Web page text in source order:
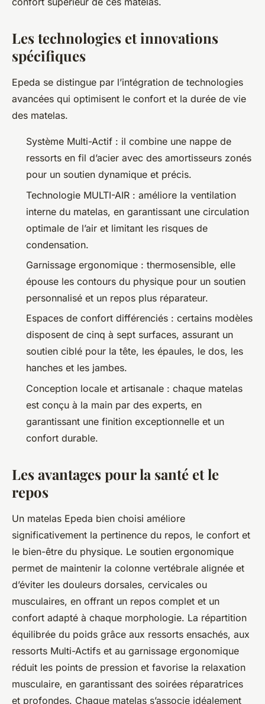
Les technologies et innovations
spécifiques
Epeda se distingue par l’intégration de technologies
avancées qui optimisent le confort et la durée de vie
des matelas.
Système Multi-Actif : il combine une nappe de
ressorts en fil d’acier avec des amortisseurs zonés
pour un soutien dynamique et précis.
Technologie MULTI-AIR : améliore la ventilation
interne du matelas, en garantissant une circulation
optimale de l’air et limitant les risques de
condensation.
Garnissage ergonomique : thermosensible, elle
épouse les contours du physique pour un soutien
personnalisé et un repos plus réparateur.
Espaces de confort différenciés : certains modèles
disposent de cinq à sept surfaces, assurant un
soutien ciblé pour la tête, les épaules, le dos, les
hanches et les jambes.
Conception locale et artisanale : chaque matelas
est conçu à la main par des experts, en
garantissant une finition exceptionnelle et un
confort durable.
Les avantages pour la santé et le
repos
Un matelas Epeda bien choisi améliore
significativement la pertinence du repos, le confort et
le bien-être du physique. Le soutien ergonomique
permet de maintenir la colonne vertébrale alignée et
d’éviter les douleurs dorsales, cervicales ou
musculaires, en offrant un repos complet et un
confort adapté à chaque morphologie. La répartition
équilibrée du poids grâce aux ressorts ensachés, aux
ressorts Multi-Actifs et au garnissage ergonomique
réduit les points de pression et favorise la relaxation
musculaire, en garantissant des soirées réparatrices
et profondes. Chaque matelas s’associe idéalement